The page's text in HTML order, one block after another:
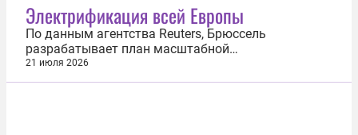
Представитель Кремля добавил, что в ходе
телефонного разговора президента России...
Электрификация всей Европы
По данным агентства Reuters, Брюссель
разрабатывает план масштабной
электрификации экономики стран Евросоюза.
Цель — удвоить долю электричества в общем
21 июля 2026